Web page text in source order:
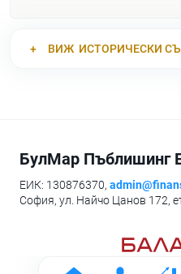
ВИЖ ИСТОРИЧЕСКИ
БулМар Пъблишинг
ЕИК: 130876370,
София, ул. Найчо Цанов 172,